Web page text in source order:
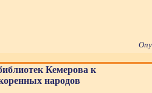
Кемерова к
народов